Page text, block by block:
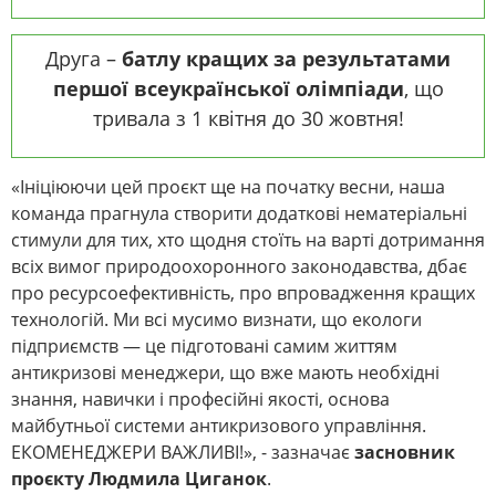
Друга – батлу кращих за результатами
першої всеукраїнської олімпіади, що
тривала з 1 квітня до 30 жовтня!
«Ініціюючи цей проєкт ще на початку весни, наша
команда прагнула створити додаткові нематеріальні
стимули для тих, хто щодня стоїть на варті дотримання
всіх вимог природоохоронного законодавства, дбає
про ресурсоефективність, про впровадження кращих
технологій. Ми всі мусимо визнати, що екологи
підприємств — це підготовані самим життям
антикризові менеджери, що вже мають необхідні
знання, навички і професійні якості, основа
майбутньої системи антикризового управління.
ЕКОМЕНЕДЖЕРИ ВАЖЛИВІ!», - зазначаєзасновник
проєкту Людмила Циганок.